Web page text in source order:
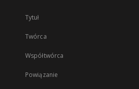
Tytuł
Twórca
Współtwórca
Powiązanie